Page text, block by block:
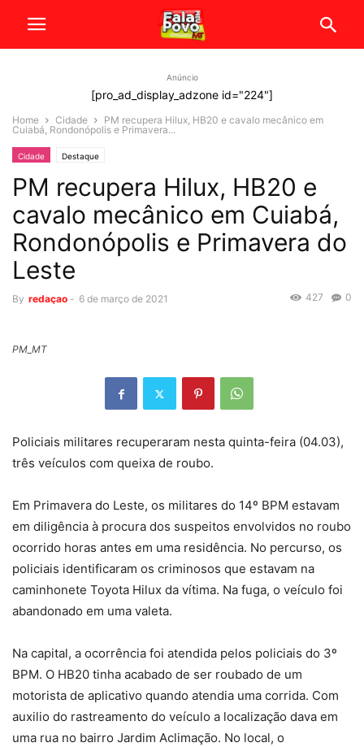
Anúncio
[pro_ad_display_adzone id="224"]
Home Cidade
PM recupera Hilux, HB20 e cavalo mecânico em
Cuiabá, Rondonópolis e Primavera...
Cidade Destaque
PM recupera Hilux, HB20 e
cavalo mecânico em Cuiabá,
Rondonópolis e Primavera do
Leste
By redaçao - 6 de março de 2021 0
427
PM_MT
Policiais militares recuperaram nesta quinta-feira (04.03),
três veículos com queixa de roubo.
Em Primavera do Leste, os militares do 14º BPM estavam
em diligência à procura dos suspeitos envolvidos no roubo
ocorrido horas antes em uma residência. No percurso, os
policiais identificaram os criminosos que estavam na
caminhonete Toyota Hilux da vítima. Na fuga, o veículo foi
abandonado em uma valeta.
Na capital, a ocorrência foi atendida pelos policiais do 3º
BPM. O HB20 tinha acabado de ser roubado de um
motorista de aplicativo quando atendia uma corrida. Com
auxilio do rastreamento do veículo a localização dava em
uma rua no bairro Jardim Aclimação. No local, o